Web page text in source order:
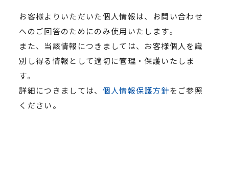
お客様よりいただいた個人情報は、お問い合わせ
へのご回答のためにのみ使用いたします。
また、当該情報につきましては、お客様個人を識
別し得る情報として適切に管理・保護いたしま
す。
詳細につきましては、 個人情報保護方針をご参照
ください。